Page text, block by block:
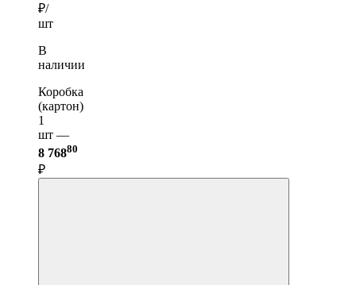
₽/
шт
В
наличии
Коробка
(картон)
1
шт —
8 76880
₽